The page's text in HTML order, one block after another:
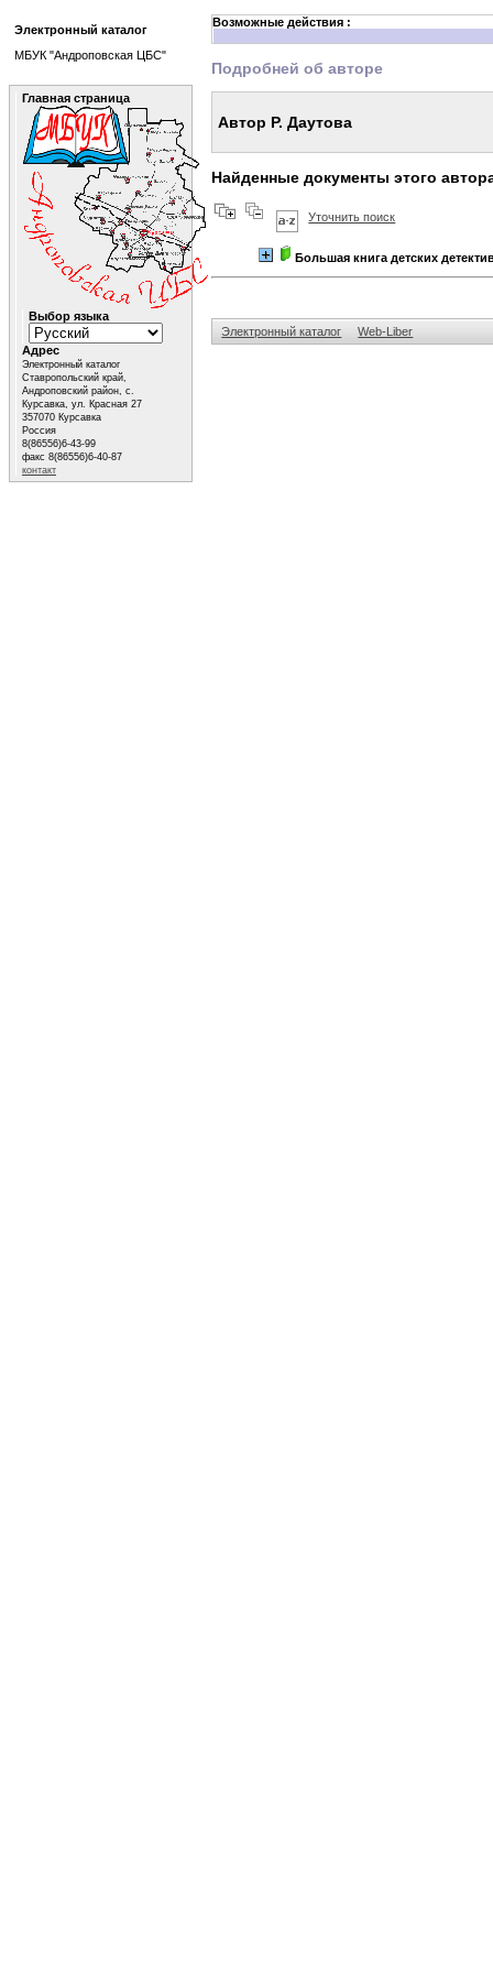
Возможные действия :
Подробней об авторе
Автор Р. Даутова
Найденные документы этого
Уточнить поиск
Большая книга детских
Электронный каталог Web-Liber
Электронный каталог
МБУК "Андроповская ЦБС"
Главная страница
Выбор языка
Адрес
Электронный каталог
Ставропольский край,
Андроповский район, с.
Курсавка, ул. Красная 27
357070 Курсавка
Россия
8(86556)6-43-99
факс 8(86556)6-40-87
контакт